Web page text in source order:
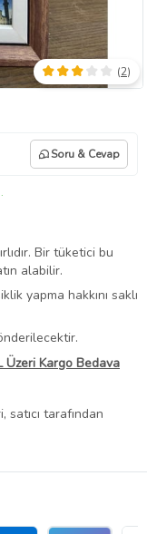
(2)
Soru & Cevap
Bir tüketici bu
alabilir.
yapma hakkını saklı
Üzeri Kargo Bedava
tarafından